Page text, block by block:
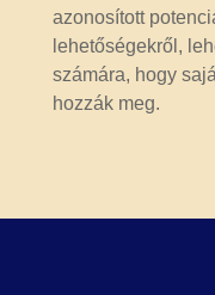
azonosított
lehetőségekről,
számára, hogy
hozzák meg.